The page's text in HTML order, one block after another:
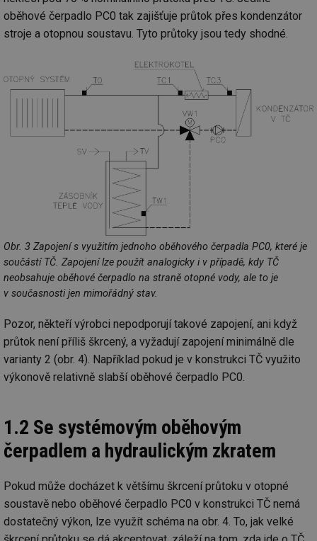
oběhové čerpadlo PC0 tak zajišťuje průtok přes kondenzátor
stroje a otopnou soustavu. Tyto průtoky jsou tedy shodné.
Obr. 3 Zapojení s využitím jednoho oběhového čerpadla PC0, které je
součástí TČ. Zapojení lze použít analogicky i v případě, kdy TČ
neobsahuje oběhové čerpadlo na straně otopné vody, ale to je
v současnosti jen mimořádný stav.
Pozor, někteří výrobci nepodporují takové zapojení, ani když
průtok není příliš škrcený, a vyžadují zapojení minimálně dle
varianty 2 (obr. 4). Například pokud je v konstrukci TČ využito
výkonově relativně slabší oběhové čerpadlo PC0.
1.2 Se systémovým oběhovým
čerpadlem a hydraulickým zkratem
Pokud může docházet k většímu škrcení průtoku v otopné
soustavě nebo oběhové čerpadlo PC0 v konstrukci TČ nemá
dostatečný výkon, lze využít schéma na obr. 4. To, jak velké